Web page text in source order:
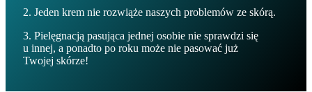
2. Jeden krem nie rozwiąże naszych problemów ze skórą.
3. Pielęgnacją pasująca jednej osobie nie sprawdzi się
u innej, a ponadto po roku może nie pasować już
Twojej skórze!